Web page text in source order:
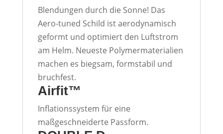
Blendungen durch die Sonne! Das
Aero-tuned Schild ist aerodynamisch
geformt und optimiert den Luftstrom
am Helm. Neueste Polymermaterialien
machen es biegsam, formstabil und
bruchfest.
Airfit™
Inflationssystem für eine
maßgeschneiderte Passform.